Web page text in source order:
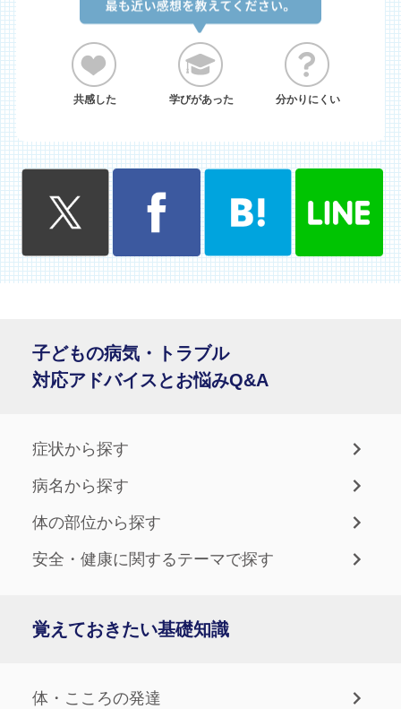
共感した 学びがあった 分かりにくい
子どもの病気・トラブル
対応アドバイスとお悩みQ&A
症状から探す
病名から探す
体の部位から探す
安全・健康に関するテーマで探す
覚えておきたい基礎知識
体・こころの発達